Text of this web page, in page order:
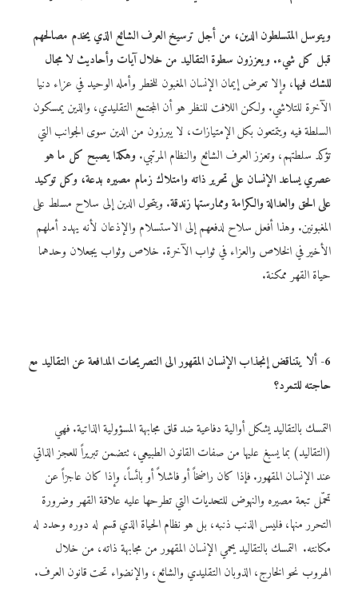
ويتوسل المتسلطون الدين، من أجل ترسيخ العرف الشائع الذي يخدم مصالحهم
قبل كل شيء. ويعززون سطوة التقاليد من خلال آيات وأحاديث لا مجال
للشك فيها، وإلا تعرض إيمان الإنسان المغبون للخطر وأمله الوحيد في عزاء دنيا
الآخرة للتلاشي. ولكن اللافت للنظر هو أن المجتمع التقليدي، والذين يمسكون
السلطة فيه ويتمتعون بكل الإمتيازات، لا يبرزون من الدين سوى الجوانب التي
تؤكد سلطتهم، وتعزز العرف الشائع والنظام المرتبي.وهكذا يصبح كل ما هو
عصري يساعد الإنسان على تحرير ذاته وامتلاك زمام مصيره بدعة، وكل توكيد
على الحق والعدالة والكرامة وممارستها زندقة. ويتحول الدين إلى سلاح مسلط على
المغبونين. وهذا أفعل سلاح لدفعهم إلى الاستسلام والإذعان لأنه يهدد أملهم
الأخير في الخلاص والعزاء في ثواب الآخرة. خلاص وثواب يجعلان وحدهما
حياة القهر ممكنة.
6- ألا يتناقض إنجذاب الإنسان المقهور الى التصريحات المدافعة عن التقاليد مع
حاجته للتمرد؟
التمسك بالتقاليد يشكل أوالية دفاعية ضد قلق مجابهة المسؤولية الذاتية. فهي
(التقاليد) بما يسبغ عليها من صفات القانون الطبيعي، تتضمن تبريراً للعجز الذاتي
عند الإنسان المقهور. فإذا كان راضخاً أو فاشلاً أو بائساً، وإذا كان عاجزاً عن
تحمّل تبعة مصيره والنهوض للتحديات التي تطرحها عليه علاقة القهر وضرورة
التحرر منها، فليس الذنب ذنبه، بل هو نظام الحياة الذي قسم له دوره وحدد له
مكانته. التمسك بالتقاليد يحمي الإنسان المقهور من مجابهة ذاته، من خلال
الهروب نحو الخارج، الذوبان التقليدي والشائع، والإنضواء تحت قانون العرف.